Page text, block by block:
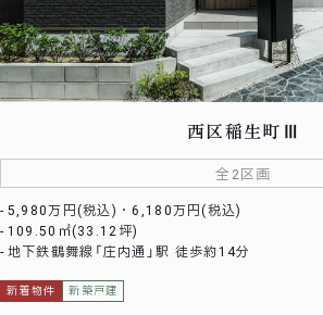
西区稲生町Ⅲ
全2区画
5,980万円(税込)・6,180万円(税込)
109.50㎡(33.12坪)
地下鉄鶴舞線「庄内通」駅 徒歩約14分
新着物件 新築戸建